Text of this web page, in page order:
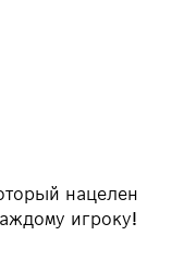
нацелен
игроку!